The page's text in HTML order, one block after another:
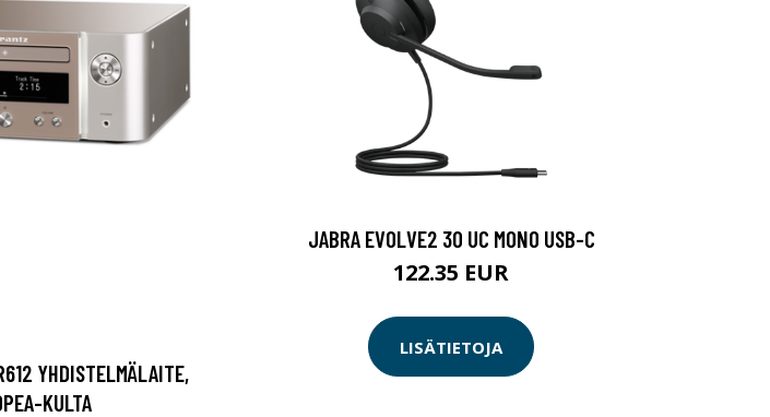
YHDISTELMÄLAITE,
KULTA
JABRA EVOLVE2 30 UC MONO USB-C
122.35 EUR
LISÄTIETOJA